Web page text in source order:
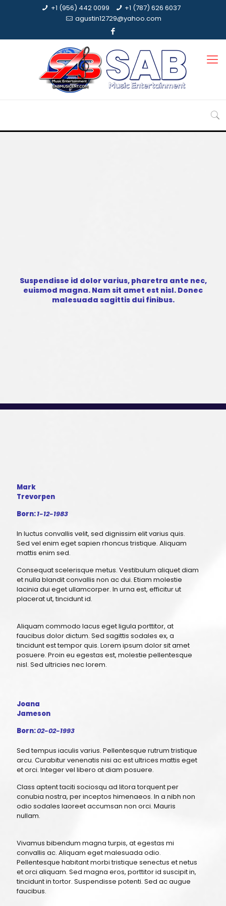
+1 (956) 442 0099
+1 (787) 626 6037
agustin12729@yahoo.com
Suspendisse id dolor varius, pharetra ante nec,
euismod magna. Nam sit amet est nisl. Donec
malesuada sagittis dui finibus.
Mark
Trevorpen
Born:1-12-1983
In luctus convallis velit, sed dignissim elit varius quis.
Sed vel enim eget sapien rhoncus tristique. Aliquam
mattis enim sed.
Consequat scelerisque metus. Vestibulum aliquet diam
et nulla blandit convallis non ac dui. Etiam molestie
lacinia dui eget ullamcorper. In urna est, efficitur ut
placerat ut, tincidunt id.
Aliquam commodo lacus eget ligula porttitor, at
faucibus dolor dictum. Sed sagittis sodales ex, a
tincidunt est tempor quis. Lorem ipsum dolor sit amet
posuere. Proin eu egestas est, molestie pellentesque
nisl. Sed ultricies nec lorem.
Joana
Jameson
Born:02-02-1993
Sed tempus iaculis varius. Pellentesque rutrum tristique
arcu. Curabitur venenatis nisi ac est ultrices mattis eget
et orci. Integer vel libero at diam posuere.
Class aptent taciti sociosqu ad litora torquent per
conubia nostra, per inceptos himenaeos. In a nibh non
odio sodales laoreet accumsan non orci. Mauris
nullam.
Vivamus bibendum magna turpis, at egestas mi
convallis ac. Aliquam eget malesuada odio.
Pellentesque habitant morbi tristique senectus et netus
et orci aliquam. Sed magna eros, porttitor id suscipit in,
tincidunt in tortor. Suspendisse potenti. Sed ac augue
faucibus.